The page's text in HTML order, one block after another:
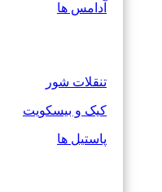
آدامس ها
تنقلات شور
کیک و بیسکویت
پاستیل ها